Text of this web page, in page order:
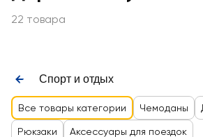
22 товара
Спорт и отдых
Все товары категории Чемоданы
Рюкзаки Аксессуары для поездок